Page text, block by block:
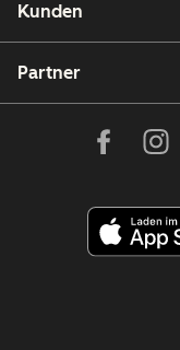
Kunden
Partner